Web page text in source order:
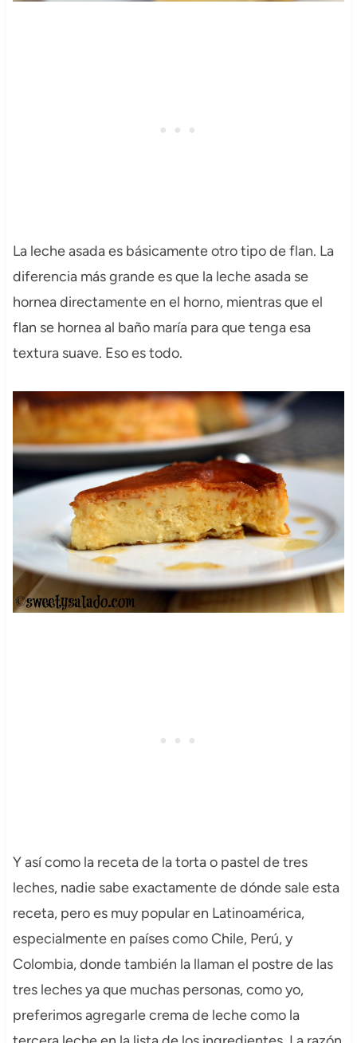
La leche asada es básicamente otro tipo de flan. La
diferencia más grande es que la leche asada se
hornea directamente en el horno, mientras que el
flan se hornea al baño maría para que tenga esa
textura suave. Eso es todo.
Y así como la receta de la torta o pastel de tres
leches, nadie sabe exactamente de dónde sale esta
receta, pero es muy popular en Latinoamérica,
especialmente en países como Chile, Perú, y
Colombia, donde también la llaman el postre de las
tres leches ya que muchas personas, como yo,
preferimos agregarle crema de leche como la